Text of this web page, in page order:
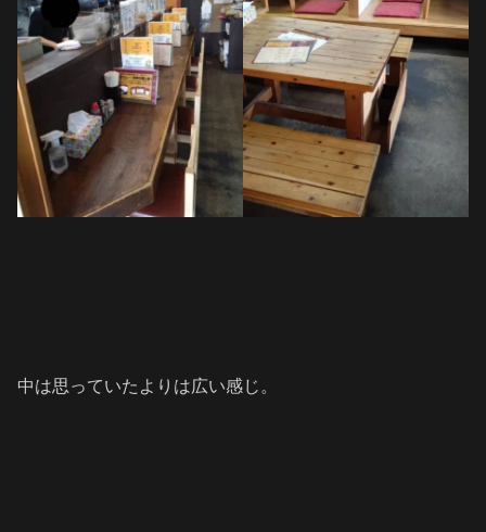
中は思っていたよりは広い感じ。